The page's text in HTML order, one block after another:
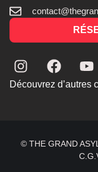
Découvrez d’autres
© THE GRAND